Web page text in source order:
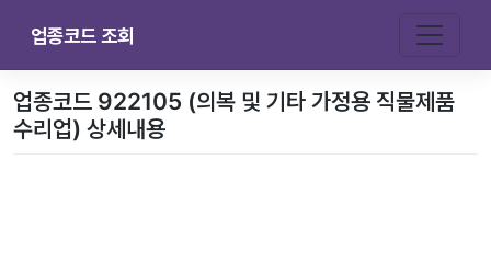
업종코드 조회
업종코드 922105 (의복 및 기타 가정용 직물제품
수리업) 상세내용